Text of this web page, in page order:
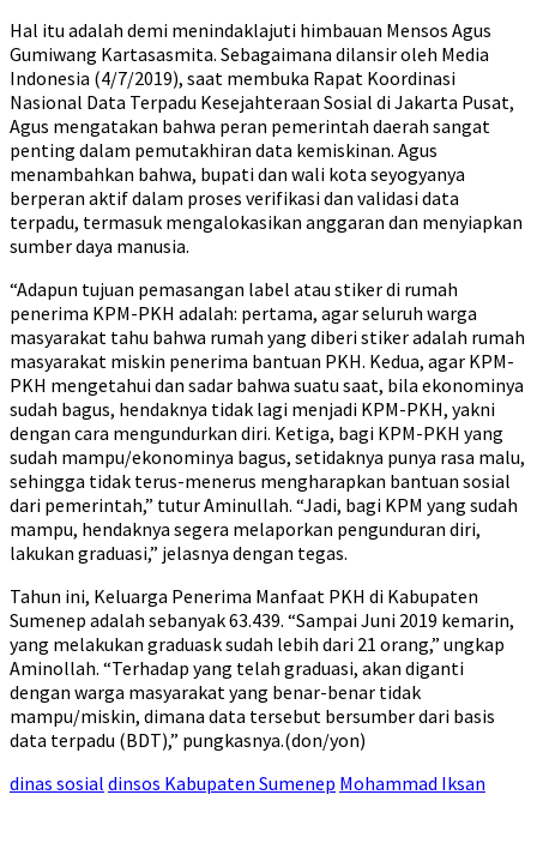
Hal itu adalah demi menindaklajuti himbauan Mensos Agus
Gumiwang Kartasasmita. Sebagaimana dilansir oleh Media
Indonesia (4/7/2019), saat membuka Rapat Koordinasi
Nasional Data Terpadu Kesejahteraan Sosial di Jakarta Pusat,
Agus mengatakan bahwa peran pemerintah daerah sangat
penting dalam pemutakhiran data kemiskinan. Agus
menambahkan bahwa, bupati dan wali kota seyogyanya
berperan aktif dalam proses verifikasi dan validasi data
terpadu, termasuk mengalokasikan anggaran dan menyiapkan
sumber daya manusia.
“Adapun tujuan pemasangan label atau stiker di rumah
penerima KPM-PKH adalah: pertama, agar seluruh warga
masyarakat tahu bahwa rumah yang diberi stiker adalah rumah
masyarakat miskin penerima bantuan PKH. Kedua, agar KPM-
PKH mengetahui dan sadar bahwa suatu saat, bila ekonominya
sudah bagus, hendaknya tidak lagi menjadi KPM-PKH, yakni
dengan cara mengundurkan diri. Ketiga, bagi KPM-PKH yang
sudah mampu/ekonominya bagus, setidaknya punya rasa malu,
sehingga tidak terus-menerus mengharapkan bantuan sosial
dari pemerintah,” tutur Aminullah. “Jadi, bagi KPM yang sudah
mampu, hendaknya segera melaporkan pengunduran diri,
lakukan graduasi,” jelasnya dengan tegas.
Tahun ini, Keluarga Penerima Manfaat PKH di Kabupaten
Sumenep adalah sebanyak 63.439. “Sampai Juni 2019 kemarin,
yang melakukan graduask sudah lebih dari 21 orang,” ungkap
Aminollah. “Terhadap yang telah graduasi, akan diganti
dengan warga masyarakat yang benar-benar tidak
mampu/miskin, dimana data tersebut bersumber dari basis
data terpadu (BDT),” pungkasnya.(don/yon)
dinas sosial dinsos Kabupaten Sumenep Mohammad Iksan